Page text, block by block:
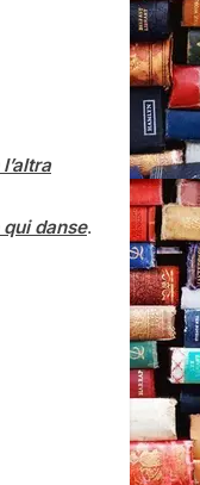
danse.